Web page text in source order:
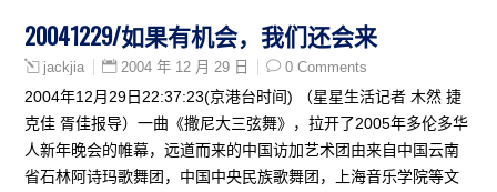
20041229/如果有机会，我们还会来
jackjia 2004 年 12 月 29 日 0 Comments
2004年12月29日22:37:23(京港台时间) （星星生活记者 木然 捷
克佳 胥佳报导）一曲《撒尼大三弦舞》，拉开了2005年多伦多华
人新年晚会的帷幕，远道而来的中国访加艺术团由来自中国云南
省石林阿诗玛歌舞团，中国中央民族歌舞团，上海音乐学院等文